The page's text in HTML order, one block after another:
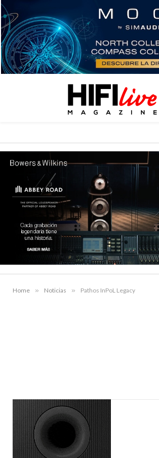
Home » Noticias » Pathos InPoL Legacy